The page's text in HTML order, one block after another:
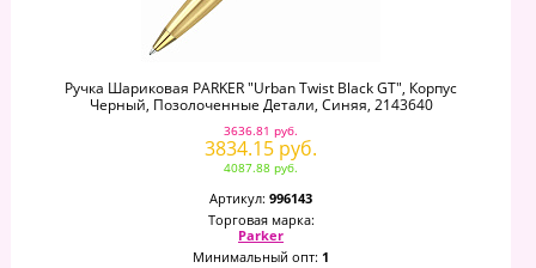
Ручка Шариковая PARKER "Urban Twist Black GT", Корпус
Черный, Позолоченные Детали, Синяя, 2143640
3636.81 руб.
3834.15 руб.
4087.88 руб.
Артикул: 996143
Торговая марка:
Parker
Минимальный опт: 1